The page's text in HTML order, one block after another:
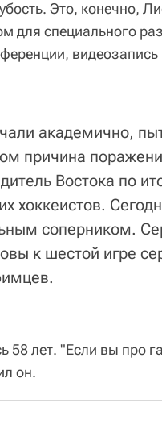
Это, конечно,
для специального
академично,
причина
Востока по
хоккеистов.
соперником.
к шестой игре
58 лет. "Если вы про
он.